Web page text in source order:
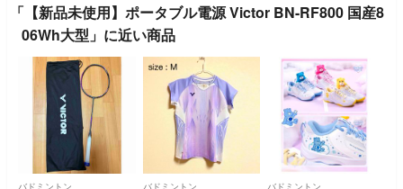
「【新品未使用】ポータブル電源 Victor BN-RF800 国産8
06Wh大型」に近い商品